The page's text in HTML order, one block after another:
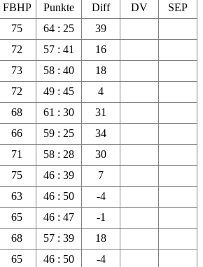
FBHP Punkte Diff DV
SEP
75 64 : 25
39
72 57 : 41
16
73 58 : 40
18
72 49 : 45
4
68 61 : 30
31
66 59 : 25
34
71 58 : 28
30
75 46 : 39
7
63 46 : 50
-4
65 46 : 47
-1
68 57 : 39
18
65 46 : 50
-4